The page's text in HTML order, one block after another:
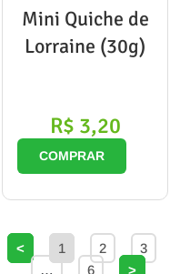
Mini Quiche de
Lorraine (30g)
R$ 3,20
COMPRAR
< 1 2
3
…
6 >